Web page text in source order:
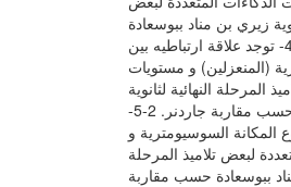
زيري بن مناد ببوسعادة
حسب مقاربة جاردنر. 2-4- توجد علاقة ارتباطيه بين
(المنعزلين) و مستويات
المرحلة النهائية لثانوية
زيري بن مناد ببوسعادة حسب مقاربة جاردنر. 2-5-
المكانة السوسيومترية و
لبعض تلاميذ المرحلة
ببوسعادة حسب مقاربة